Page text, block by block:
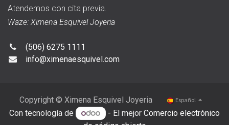
Atendemos con cita previa.
Waze: Ximena Esquivel Joyeria
(506) 6275 1111
info@ximenaesquivel.com
Copyright © Ximena Esquivel Joyeria Español
Con tecnología de - El mejorComercio electrónico